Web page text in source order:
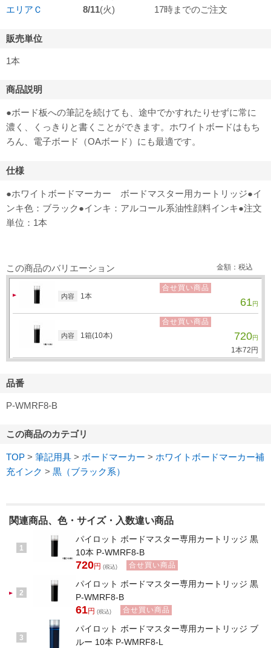
エリアＣ
8/11(火) 17時までのご注文
販売単位
1本
商品説明
●ボード板への筆記を続けても、途中でかすれたりせずに常に
濃く、くっきりと書くことができます。ホワイトボードはもち
ろん、電子ボード（OAボード）にも最適です。
仕様
●ホワイトボードマーカー ボードマスター用カートリッジ●イ
ンキ色：ブラック●インキ：アルコール系油性顔料インキ●注文
単位：1本
この商品のバリエーション 金額：税込
内容 1本
合せ買い商品
61円
内容 1箱(10本)
合せ買い商品
720円
1本72 円
品番
P-WMRF8-B
この商品のカテゴリ
TOP > 筆記用具 > ボードマーカー > ホワイトボードマーカー補
充インク > 黒（ブラック系）
関連商品、色・サイズ・入数違い商品
1
パイロット ボードマスター専用カートリッジ 黒
10本 P-WMRF8-B
720円 (税込) 合せ買い商品
2
パイロット ボードマスター専用カートリッジ 黒
P-WMRF8-B
61円 (税込) 合せ買い商品
3
パイロット ボードマスター専用カートリッジ ブ
ルー 10本 P-WMRF8-L